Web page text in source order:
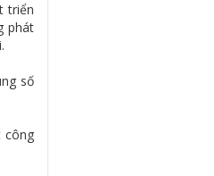
triển
phát
số
công